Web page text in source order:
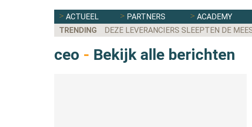
ACTUEEL PARTNERS ACADEMY
TRENDING
DEZE LEVERANCIERS SLEEPTEN DE
ceo - Bekijk alle berichten